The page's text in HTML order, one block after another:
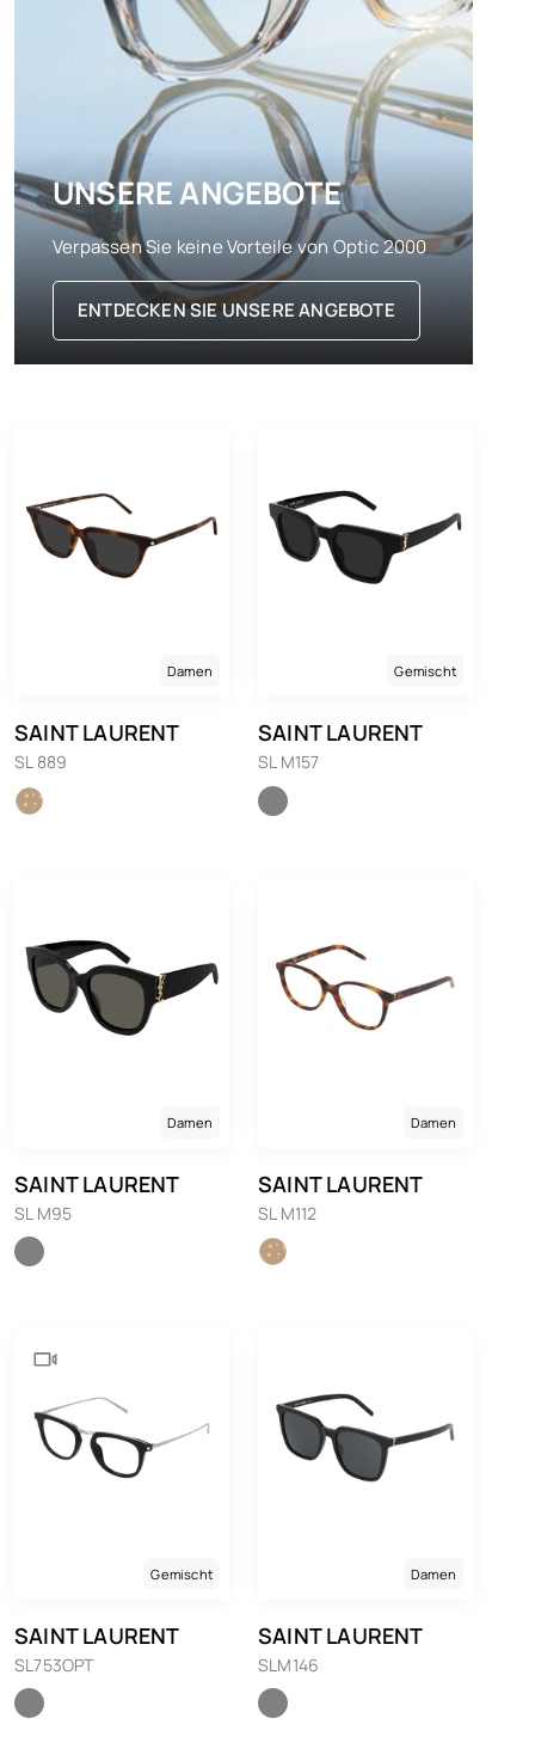
UNSERE ANGEBOTE
Verpassen Sie keine Vorteile von Optic 2000
ENTDECKEN SIE UNSERE ANGEBOTE
Damen
SAINT LAURENT
SL 889
Gemischt
SAINT LAURENT
SL M157
Damen
SAINT LAURENT
SL M95
Damen
SAINT LAURENT
SL M112
Gemischt
SAINT LAURENT
SL753OPT
Damen
SAINT LAURENT
SLM146